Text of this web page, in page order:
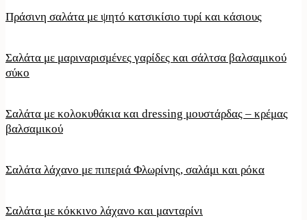
Πράσινη σαλάτα με ψητό κατσικίσιο τυρί και κάσιους
Σαλάτα με μαριναρισμένες γαρίδες και σάλτσα βαλσαμικού
σύκο
Σαλάτα με κολοκυθάκια και dressing μουστάρδας – κρέμας
βαλσαμικού
Σαλάτα λάχανο με πιπεριά Φλωρίνης, σαλάμι και ρόκα
Σαλάτα με κόκκινο λάχανο και μανταρίνι